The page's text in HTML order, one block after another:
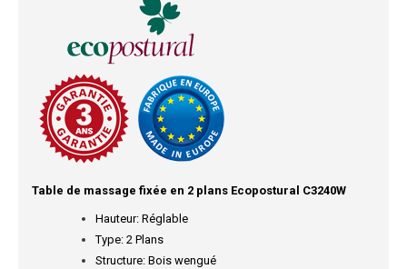
Table de massage fixée en 2 plans Ecopostural C3240W
Hauteur: Réglable
Type: 2 Plans
Structure: Bois wengué